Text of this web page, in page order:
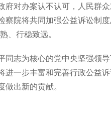
府对办案认不认可，人民群
察院将共同加强公益诉讼制
、行稳致远。
同志为核心的党中央坚强领
进一步丰富和完善行政公益
做出新的贡献。